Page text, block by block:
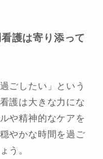
護は寄り添って
ごしたい」という
護は大きな力にな
や精神的なケアを
やかな時間を過ご
う。